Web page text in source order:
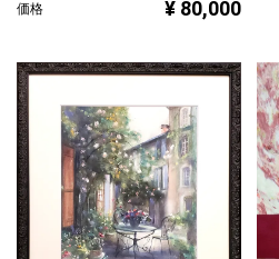
価格
¥ 80,000